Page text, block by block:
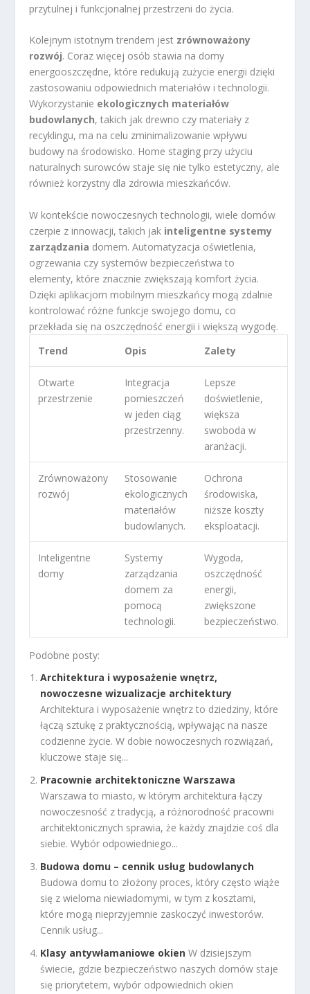
przytulnej i funkcjonalnej przestrzeni do życia.
Kolejnym istotnym trendem jest zrównoważony
rozwój. Coraz więcej osób stawia na domy
energooszczędne, które redukują zużycie energii dzięki
zastosowaniu odpowiednich materiałów i technologii.
Wykorzystanie ekologicznych materiałów
budowlanych, takich jak drewno czy materiały z
recyklingu, ma na celu zminimalizowanie wpływu
budowy na środowisko. Home staging przy użyciu
naturalnych surowców staje się nie tylko estetyczny, ale
również korzystny dla zdrowia mieszkańców.
W kontekście nowoczesnych technologii, wiele domów
czerpie z innowacji, takich jak inteligentne systemy
zarządzania domem. Automatyzacja oświetlenia,
ogrzewania czy systemów bezpieczeństwa to
elementy, które znacznie zwiększają komfort życia.
Dzięki aplikacjom mobilnym mieszkańcy mogą zdalnie
kontrolować różne funkcje swojego domu, co
przekłada się na oszczędność energii i większą wygodę.
Trend
Opis Zalety
Otwarte
przestrzenie
Integracja
pomieszczeń
w jeden ciąg
przestrzenny.
Lepsze
doświetlenie,
większa
swoboda w
aranżacji.
Zrównoważony
rozwój
Stosowanie
ekologicznych
materiałów
budowlanych.
Ochrona
środowiska,
niższe koszty
eksploatacji.
Inteligentne
domy
Systemy
zarządzania
domem za
pomocą
technologii.
Wygoda,
oszczędność
energii,
zwiększone
bezpieczeństwo.
Podobne posty:
Architektura i wyposażenie wnętrz,
nowoczesne wizualizacje architektury
Architektura i wyposażenie wnętrz to dziedziny, które
łączą sztukę z praktycznością, wpływając na nasze
codzienne życie. W dobie nowoczesnych rozwiązań,
kluczowe staje się...
Pracownie architektoniczne Warszawa
Warszawa to miasto, w którym architektura łączy
nowoczesność z tradycją, a różnorodność pracowni
architektonicznych sprawia, że każdy znajdzie coś dla
siebie. Wybór odpowiedniego...
Budowa domu – cennik usług budowlanych
Budowa domu to złożony proces, który często wiąże
się z wieloma niewiadomymi, w tym z kosztami,
które mogą nieprzyjemnie zaskoczyć inwestorów.
Cennik usług...
Klasy antywłamaniowe okien W dzisiejszym
świecie, gdzie bezpieczeństwo naszych domów staje
się priorytetem, wybór odpowiednich okien